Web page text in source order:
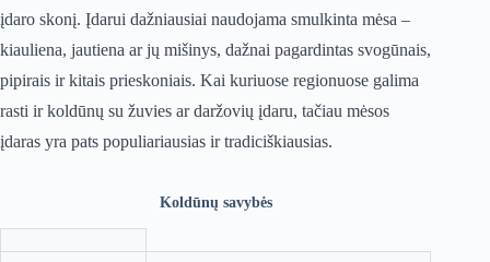
įdaro skonį. Įdarui dažniausiai naudojama smulkinta mėsa –
kiauliena, jautiena ar jų mišinys, dažnai pagardintas svogūnais,
pipirais ir kitais prieskoniais. Kai kuriuose regionuose galima
rasti ir koldūnų su žuvies ar daržovių įdaru, tačiau mėsos
įdaras yra pats populiariausias ir tradiciškiausias.
Koldūnų savybės